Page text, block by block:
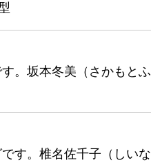
。坂本冬美（さかも
す。椎名佐千子（し